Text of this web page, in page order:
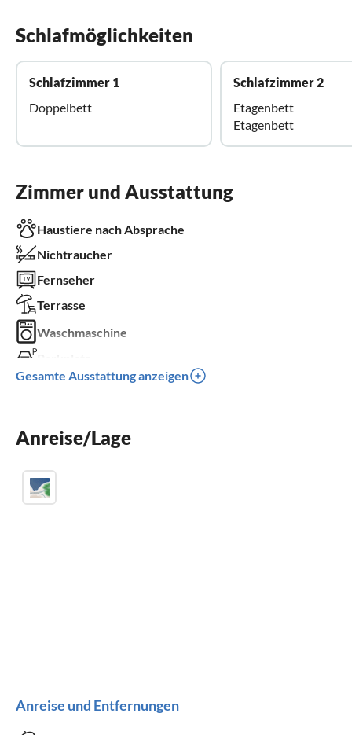
Schlafmöglichkeiten
Schlafzimmer 1
Doppelbett
Schlafzimmer 2
Etagenbett
Etagenbett
Zimmer und Ausstattung
Haustiere nach Absprache
Nichtraucher
Fernseher
Terrasse
Waschmaschine
Kinder willkommen
Gesamte Ausstattung anzeigen
Anreise/Lage
Anreise und Entfernungen